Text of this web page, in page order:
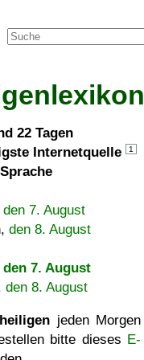
22 Tagen
Internetquelle
1
den 7. August
den 8. August
den 7. August
den 8. August
jeden Morgen
bitte dieses E-